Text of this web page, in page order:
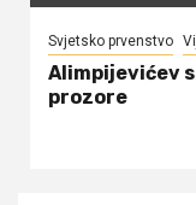
Svjetsko prvenstvo
Alimpijevićev
prozore